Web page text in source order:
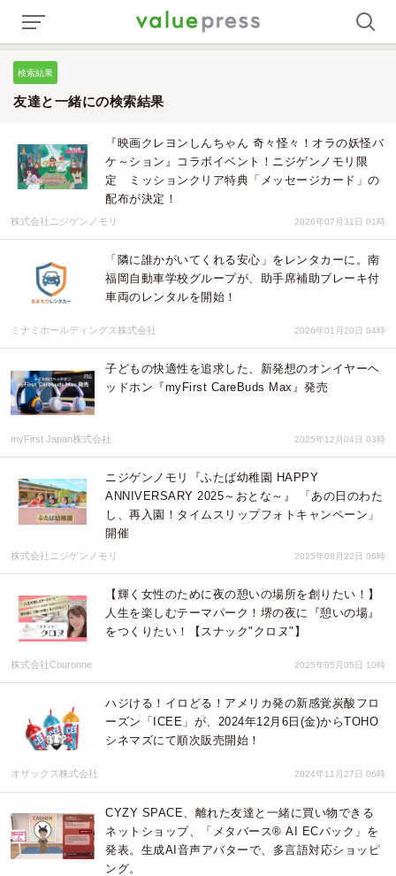
検索結果
友達と一緒にの検索結果
『映画クレヨンしんちゃん 奇々怪々！オラの妖怪バ
ケ～ション』コラボイベント！ニジゲンノモリ限
定 ミッションクリア特典「メッセージカード」の
配布が決定！
株式会社ニジゲンノモリ 2026年07月31日 01時
「隣に誰かがいてくれる安心」をレンタカーに。南
福岡自動車学校グループが、助手席補助ブレーキ付
車両のレンタルを開始！
ミナミホールディングス株式会社 2026年01月20日 04時
子どもの快適性を追求した、新発想のオンイヤーヘ
ッドホン『myFirst CareBuds Max』発売
myFirst Japan株式会社 2025年12月04日 03時
ニジゲンノモリ『ふたば幼稚園 HAPPY
ANNIVERSARY 2025～おとな～』 「あの日のわた
し、再入園！タイムスリップフォトキャンペーン」
開催
株式会社ニジゲンノモリ 2025年08月22日 06時
【輝く女性のために夜の憩いの場所を創りたい！】
人生を楽しむテーマパーク！堺の夜に『憩いの場』
をつくりたい！【スナック"クロヌ"】
株式会社Couronne 2025年05月05日 10時
ハジける！イロどる！アメリカ発の新感覚炭酸フロ
ーズン「ICEE」が、2024年12月6日(金)からTOHO
シネマズにて順次販売開始！
オザックス株式会社 2024年11月27日 06時
CYZY SPACE、離れた友達と一緒に買い物できる
ネットショップ、「メタバース® AI ECパック」を
発表。生成AI音声アバターで、多言語対応ショッピ
ング。